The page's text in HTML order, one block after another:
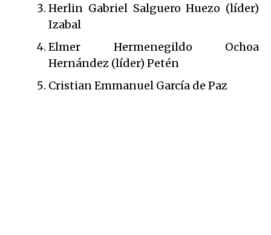
Herlin Gabriel Salguero Huezo (líder)
Izabal
Elmer Hermenegildo Ochoa
Hernández (líder) Petén
Cristian Emmanuel García de Paz